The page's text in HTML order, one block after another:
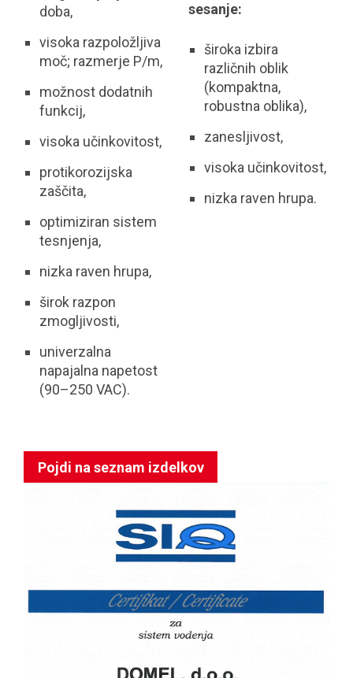
doba,
visoka razpoložljiva
moč; razmerje P/m,
možnost dodatnih
funkcij,
visoka učinkovitost,
protikorozijska
zaščita,
optimiziran sistem
tesnjenja,
nizka raven hrupa,
širok razpon
zmogljivosti,
univerzalna
napajalna napetost
(90–250 VAC).
sesanje:
široka izbira
različnih oblik
(kompaktna,
robustna oblika),
zanesljivost,
visoka učinkovitost,
nizka raven hrupa.
Pojdi na seznam izdelkov